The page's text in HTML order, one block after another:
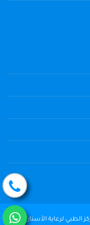
جميع الحقوق محفوظة © 2004 - 2026 المركز الطبي لرعاية الأسنان The